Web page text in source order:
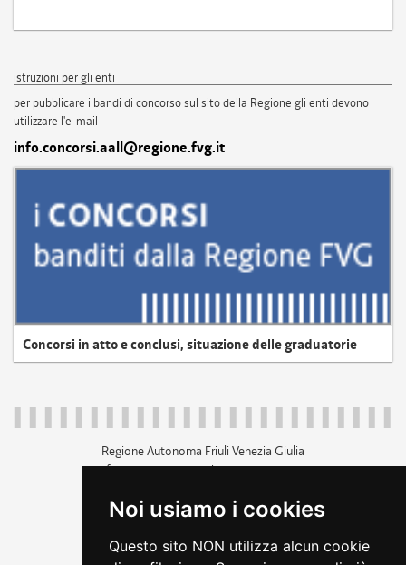
Noi usiamo i cookies
Questo sito NON utilizza alcun cookie
istruzioni per gli enti
per pubblicare i bandi di concorso sul sito della Regione gli enti devono
utilizzare l'e-mail
info.concorsi.aall@regione.fvg.it
Concorsi in atto e conclusi, situazione delle graduatorie
Regione Autonoma Friuli Venezia Giulia
c.f. 80014930327; p.iva 00526040324
+39 040 3771111